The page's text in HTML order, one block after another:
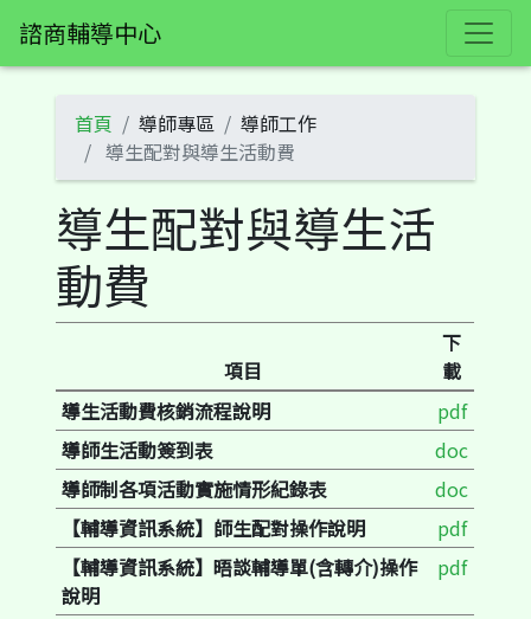
諮商輔導中心
首頁 導師專區
導師工作
導生配對與導生活動費
導生配對與導生活
動費
項目
下
載
導生活動費核銷流程說明
pdf
導師生活動簽到表
doc
導師制各項活動實施情形紀錄表
doc
【輔導資訊系統】師生配對操作說明
pdf
【輔導資訊系統】晤談輔導單(含轉介)操作
說明
pdf